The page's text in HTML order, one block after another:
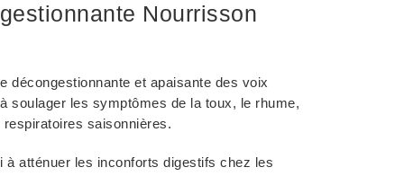
Nourrisson
décongestionnante et apaisante des voix
soulager les symptômes de la toux, le rhume,
respiratoires saisonnières.
atténuer les inconforts digestifs chez les